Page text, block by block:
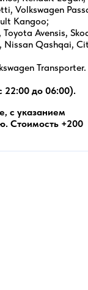
Volkswagen
Kangoo;
Avensis,
Nissan Qashqai,
Transporter.
22:00 до 06:00).
с указанием
Стоимость +200